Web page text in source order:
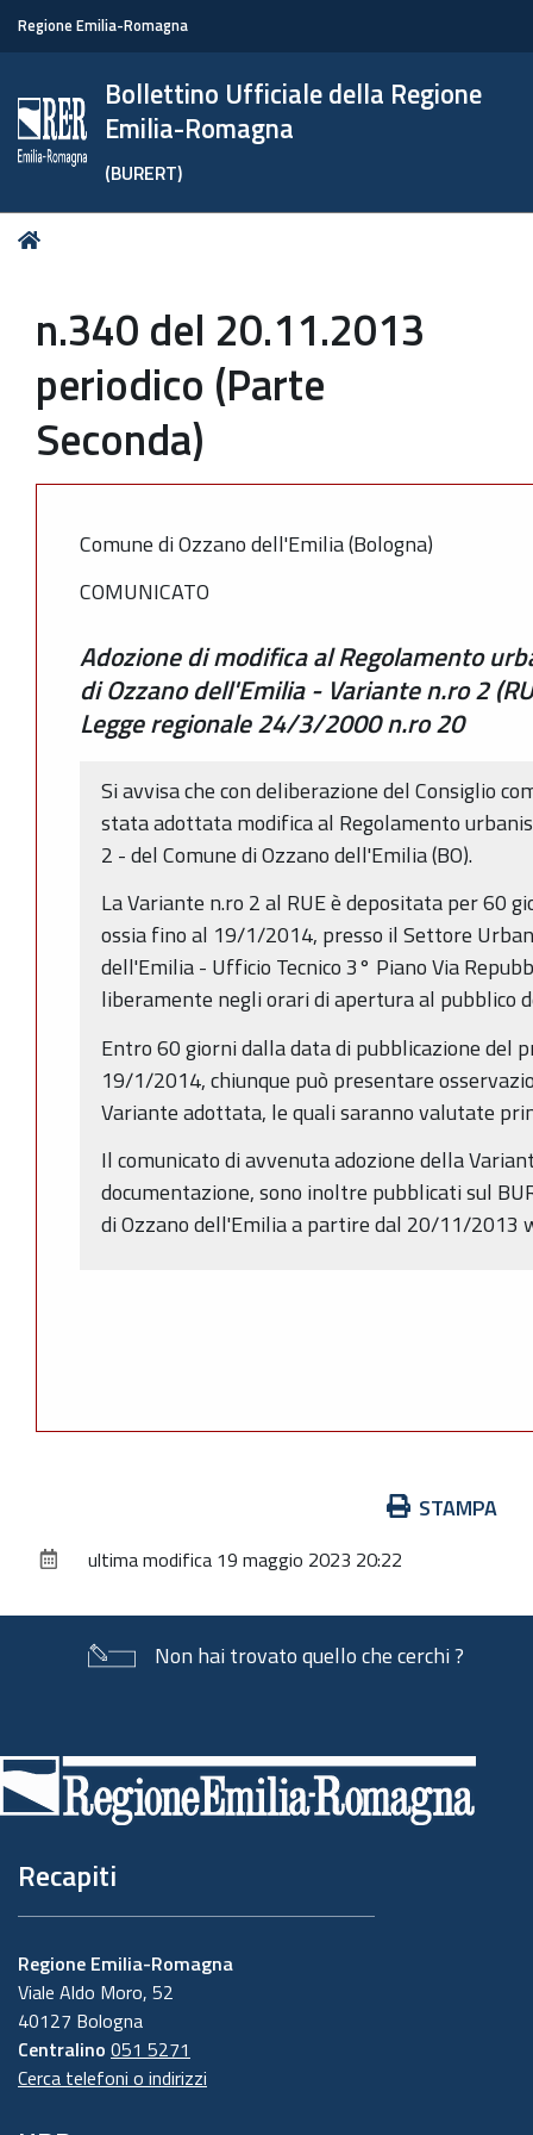
Regione Emilia-Romagna
Bollettino Ufficiale della Regione
Emilia-Romagna
(BURERT)
Tu
n.340 del 20.11.2013
periodico (Parte
Seconda)
Comune di Ozzano dell'Emilia (Bologna)
COMUNICATO
Adozione di modifica al Regolamento
di Ozzano dell'Emilia - Variante n.ro 2
Legge regionale 24/3/2000 n.ro 20
Si avvisa che con deliberazione del Consiglio
stata adottata modifica al Regolamento
2 - del Comune di Ozzano dell'Emilia (BO).
La Variante n.ro 2 al RUE è depositata per 60
ossia fino al 19/1/2014, presso il Settore
dell'Emilia - Ufficio Tecnico 3° Piano Via
liberamente negli orari di apertura al pubblico
Entro 60 giorni dalla data di pubblicazione del
19/1/2014, chiunque può presentare
Variante adottata, le quali saranno valutate
Il comunicato di avvenuta adozione della
documentazione, sono inoltre pubblicati sul
di Ozzano dell'Emilia a partire dal 20/11/2013
documento
STAMPA
ultima modifica 19 maggio 2023 20:22
Non hai trovato quello che cerchi ?
di
pagina
Recapiti
Regione Emilia-Romagna
Viale Aldo Moro, 52
40127 Bologna
Centralino 051 5271
Cerca telefoni o indirizzi